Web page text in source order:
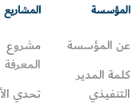
المؤسسة
عن المؤسسة
كلمة المدير
التنفيذي
المشاريع
مشروع
المعرفة
تحدي